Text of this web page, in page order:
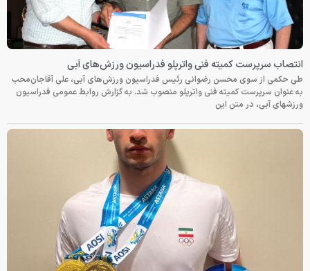
انتصاب سرپرست کمیته فنی واترپلو فدراسیون ورزش‌های آبی
طی حکمی از سوی محسن رضوانی رئیس فدراسیون ورزش‌های آبی، علی آقاجان‌محب
به عنوان سرپرست کمیته فنی واترپلو منصوب شد. به گزارش روابط عمومی فدراسیون
ورزشهای آبی، در متن این